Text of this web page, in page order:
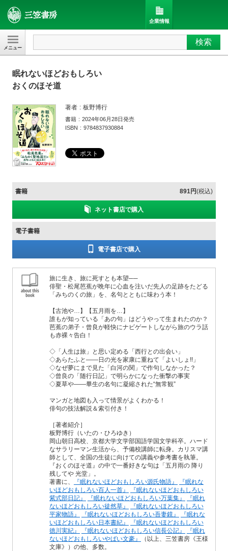
三笠書房 検索
企業情報
眠れないほどおもしろい
おくのほそ道
著者 板野博行
書籍
2024年06月28日発売
ISBN
9784837930884
書籍 891円(税込)
ネット書店で購入
電子書籍
電子書店で購入
旅に生き、旅に死すとも本望──
俳聖・松尾芭蕉が晩年に心血を注いだ先人の足跡をたどる
「みちのくの旅」を、名句とともに味わう本！
【古池や…】【五月雨を…】
誰もが知っている「あの句」はどうやって生まれたのか？
芭蕉の弟子・曾良が軽快にナビゲートしながら旅のウラ話
も赤裸々告白！
◇「人生は旅」と思い定める「西行との出会い」
◇あらたふと――日の光を家康に重ねて「よいしょ!!」
◇なぜ夢にまで見た「白河の関」で作句しなかった？
◇曾良の「随行日記」で明らかになった衝撃の事実
◇夏草や――畢生の名句に凝縮された“無常観”
マンガと地図も入って情景がよくわかる！
俳句の技法解説＆索引付き！
［著者紹介］
板野博行（いたの・ひろゆき）
岡山朝日高校、京都大学文学部国語学国文学科卒。ハード
なサラリーマン生活から、予備校講師に転身。カリスマ講
師として、全国の生徒に向けての講義や参考書を執筆。
『おくのほそ道』の中で一番好きな句は「五月雨の 降り
残してや 光堂」。
著書に、
『眠れないほどおもしろい源氏物語』
『眠れな
いほどおもしろい百人一首』
『眠れないほどおもしろい
紫式部日記』
『眠れないほどおもしろい万葉集』
『眠れ
ないほどおもしろい徒然草』
『眠れないほどおもしろい
平家物語』
『眠れないほどおもしろい吾妻鏡』
『眠れな
いほどおもしろい日本書紀』
『眠れないほどおもしろい
徳川実紀』
『眠れないほどおもしろい信長公記』
『眠れ
ないほどおもしろいやばい文豪』
（以上、三笠書房《王様
文庫》）の他、多数。